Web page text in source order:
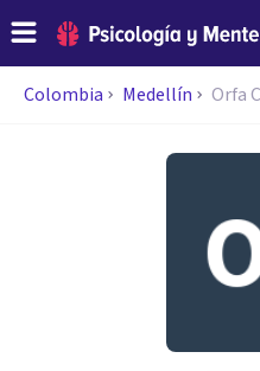
Colombia Medellín Orfa